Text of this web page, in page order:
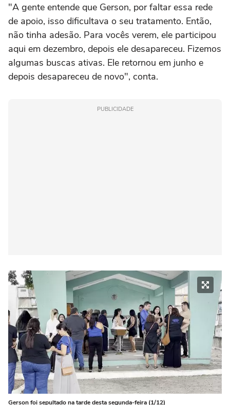
"A gente entende que Gerson, por faltar essa rede
de apoio, isso dificultava o seu tratamento. Então,
não tinha adesão. Para vocês verem, ele participou
aqui em dezembro, depois ele desapareceu. Fizemos
algumas buscas ativas. Ele retornou em junho e
depois desapareceu de novo", conta.
PUBLICIDADE
Gerson foi sepultado na tarde desta segunda-feira (1/12)